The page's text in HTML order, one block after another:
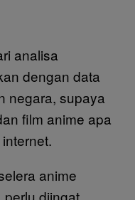
analisa
dengan data
negara, supaya
film anime apa
anime
perlu diingat